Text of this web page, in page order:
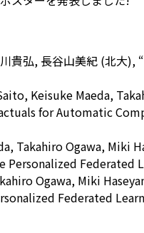
貴弘, 長谷山美紀 (北大),
Keisuke Maeda,
for Automatic
Takahiro Ogawa, Miki
Personalized Federated
Ogawa, Miki
Federated